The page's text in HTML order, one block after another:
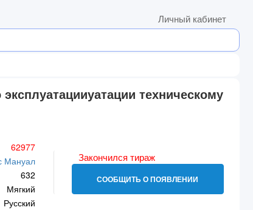
Личный кабинет
техническому
62977
Мануал
632
Мягкий
Русский
Закончился тираж
СООБЩИТЬ О ПОЯВЛЕНИИ